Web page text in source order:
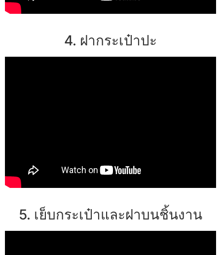
4. ฝากระเป๋าปะ
5. เย็บกระเป๋าและฝาบนชิ้นงาน